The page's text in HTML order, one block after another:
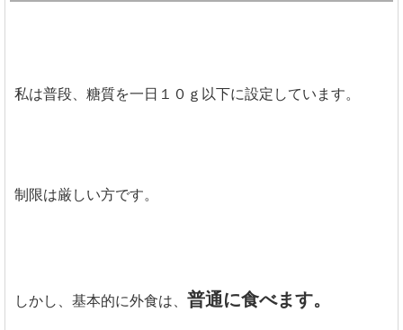
私は普段、糖質を一日１０ｇ以下に設定しています。
制限は厳しい方です。
しかし、基本的に外食は、 普通に食べます。